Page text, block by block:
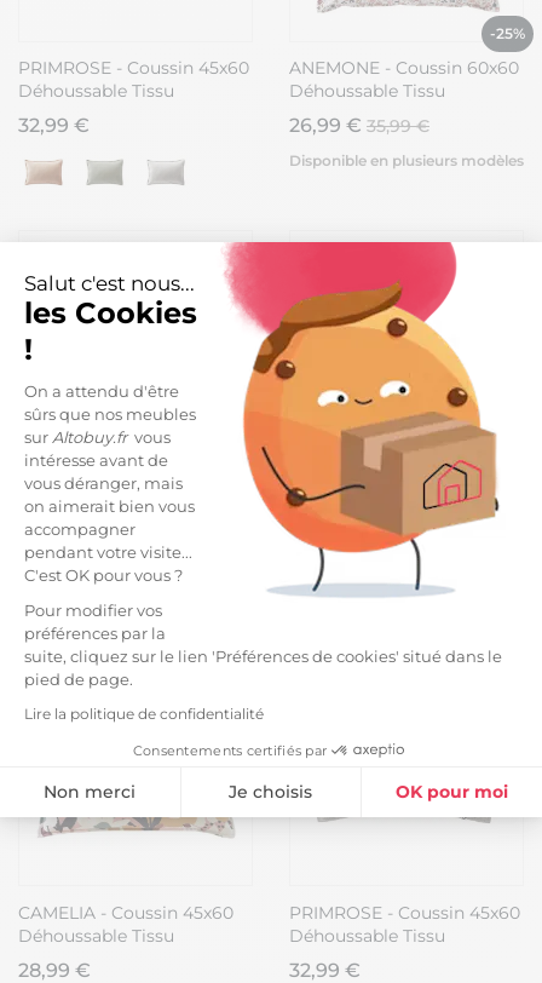
Salut c'est nous...
les Cookies
!
On a attendu d'être
sûrs que nos meubles
sur Altobuy.frvous
intéresse avant de
vous déranger, mais
on aimerait bien vous
accompagner
pendant votre visite...
C'est OK pour vous ?
Pour modifier vos
préférences par la
suite, cliquez sur le lien 'Préférences de cookies' situé dans le
pied de page.
Lire la politique de confidentialité
Consentements certifiés par
Non merci Je choisis OK pour moi
Axeptio consent
Plateforme de Gestion du Consentement : Personnalisez vos
PRIMROSE - Coussin 45x60
Déhoussable Tissu
Déperlant Sable
32,99 €
-25%
ANEMONE - Coussin 60x60
Déhoussable Tissu
Déperlant Motif Fleuri
26,99 € 35,99 €
Disponible en plusieurs modèles
ABELIA - Coussin 45x60
Déhoussable Tissu
Déperlant Motif Vichy
28,99 €
Disponible en plusieurs modèles
PRIMROSE - Coussin 45x45
Déhoussable Tissu
Déperlant Gris galet
28,99 €
CAMELIA - Coussin 45x60
Déhoussable Tissu
Déperlant Motif Fleuri
28,99 €
PRIMROSE - Coussin 45x60
Déhoussable Tissu
Déperlant Gris Galet
32,99 €